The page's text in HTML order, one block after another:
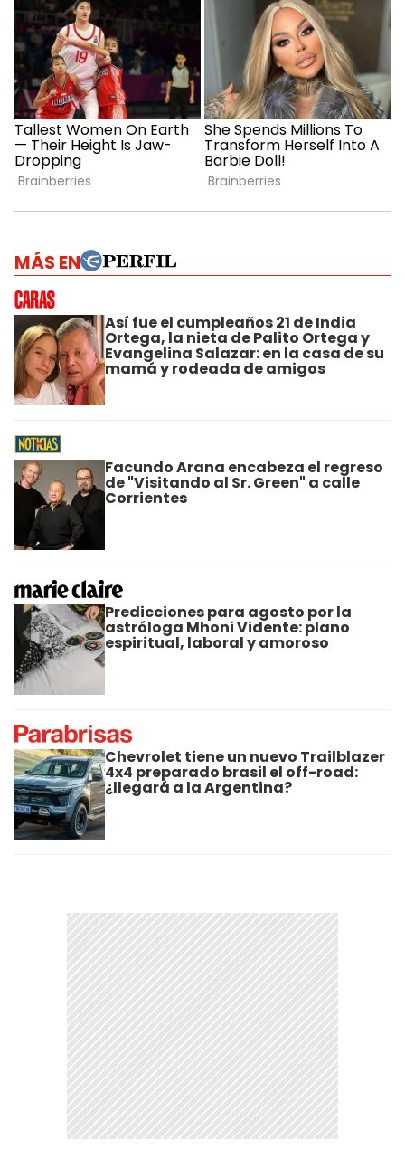
MÁS EN
Así fue el cumpleaños 21 de India
Ortega, la nieta de Palito Ortega y
Evangelina Salazar: en la casa de su
mamá y rodeada de amigos
Facundo Arana encabeza el regreso
de "Visitando al Sr. Green" a calle
Corrientes
Predicciones para agosto por la
astróloga Mhoni Vidente: plano
espiritual, laboral y amoroso
Chevrolet tiene un nuevo Trailblazer
4x4 preparado brasil el off-road:
¿llegará a la Argentina?